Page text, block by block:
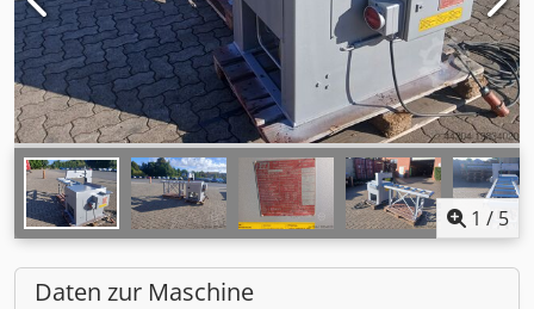
1 / 5
Daten zur Maschine